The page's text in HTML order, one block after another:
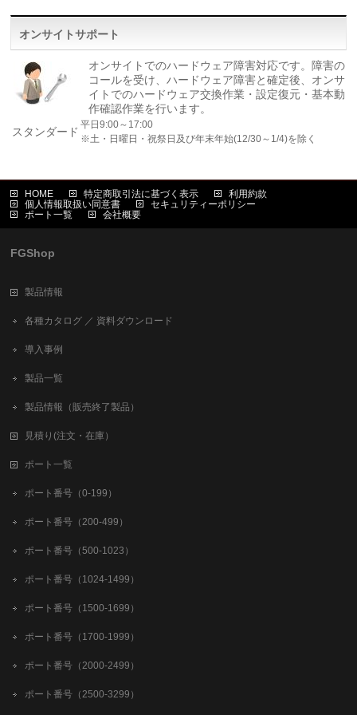
オンサイトサポート
オンサイトでのハードウェア障害対応です。障害の
コールを受け、ハードウェア障害と確定後、オンサ
イトでのハードウェア交換作業・設定復元・基本動
作確認作業を行います。
スタンダード
平日9:00～17:00
※土・日曜日・祝祭日及び年末年始(12/30～1/4)を除く
HOME 特定商取引法に基づく表示
利用約款
個人情報取扱い同意書
セキュリティーポリシー
ポート一覧
会社概要
FGShop
製品情報
各種カタログ ／ 資料ダウンロード
導入事例
製品一覧
製品情報（販売終了製品）
見積り(注文・在庫）
ポート一覧
ポート番号（0-199）
ポート番号（200-499）
ポート番号（500-1023）
ポート番号（1024-1499）
ポート番号（1500-1699）
ポート番号（1700-1999）
ポート番号（2000-2499）
ポート番号（2500-3299）